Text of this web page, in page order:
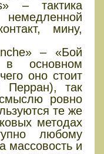
– тактика
мину,
– «Бой
основном
оно стоит
Перран), так
ровно
те же
методах
любому
массовость и